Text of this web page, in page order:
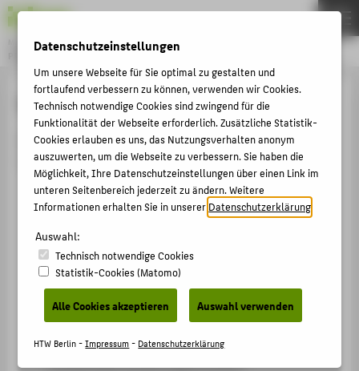
PROFESSIONAL IT BUSINESS & DIGITALIZATION
Menu
Welcome
When you come to Berlin, you have to take care of
various formalities after your arrival:
Health insurance— arrange health insurance
coverage
Organise your finances
account and living costs
Bank account— open a German bank account
Room or apartment— find accommodation
Financial support — find information about
THEMEN
STUDYING
APPLYING
TEAM
WELCOME
POPULAR PAGES
PORTALS
COUNSELLING & ADVICE
Datenschutzeinstellungen
Um unsere Webseite für Sie optimal zu gestalten und
fortlaufend verbessern zu können, verwenden wir Cookies.
Technisch notwendige Cookies sind zwingend für die
Funktionalität der Webseite erforderlich. Zusätzliche Statistik-
Cookies erlauben es uns, das Nutzungsverhalten anonym
auszuwerten, um die Webseite zu verbessern. Sie haben die
Möglichkeit, Ihre Datenschutzeinstellungen über einen Link im
unteren Seitenbereich jederzeit zu ändern. Weitere
Informationen erhalten Sie in unsererDatenschutzerklärung
Auswahl:
Technisch notwendige Cookies
Statistik-Cookies (Matomo)
Alle Cookies akzeptieren Auswahl verwenden
HTW Berlin -Impressum- Datenschutzerklärung